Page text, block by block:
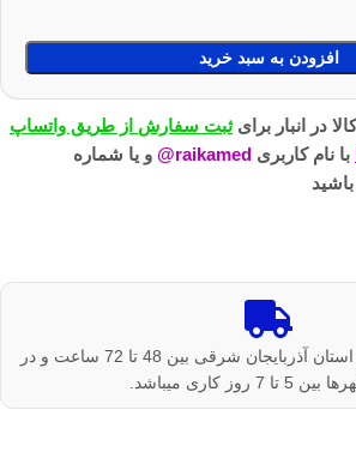
افزودن به سبد خرید
در انبار برایثبت سفارش از طریق واتساپ
با نام کاربری raikamed@
و یا شماره
زمان تحویل بسته ها در استان آذربایجان شرقی بین 48 تا 72 ساعت و در
7 روز کاری میباشد.